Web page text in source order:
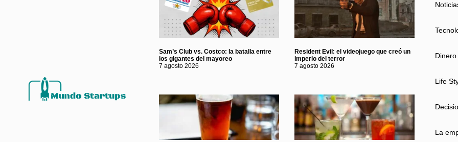
Sam’s Club vs. Costco: la batalla entre
los gigantes del mayoreo
7 agosto 2026
Resident Evil: el videojuego que creó un
imperio del terror
7 agosto 2026
Dinero
Life
La